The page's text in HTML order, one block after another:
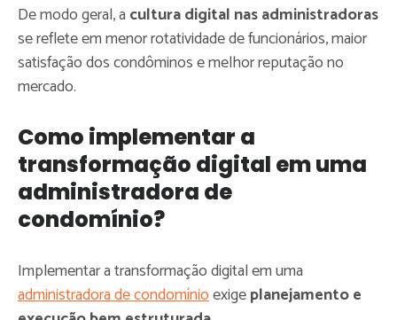
De modo geral, a cultura digital nas administradoras
se reflete em menor rotatividade de funcionários, maior
satisfação dos condôminos e melhor reputação no
mercado.
Como implementar a
transformação digital em uma
administradora de
condomínio?
Implementar a transformação digital em uma
administradora de condomínioexigeplanejamento e